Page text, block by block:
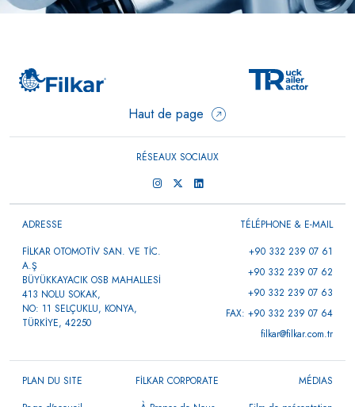
Haut de page
RÉSEAUX SOCIAUX
ADRESSE
FİLKAR OTOMOTİV SAN. VE TİC.
A.Ş
BÜYÜKKAYACIK OSB MAHALLESİ
413 NOLU SOKAK,
NO: 11 SELÇUKLU, KONYA,
TÜRKİYE, 42250
TÉLÉPHONE & E-MAIL
+90 332 239 07 61
+90 332 239 07 62
+90 332 239 07 63
FAX: +90 332 239 07 64
filkar@filkar.com.tr
PLAN DU SITE
FİLKAR CORPORATE
MÉDIAS